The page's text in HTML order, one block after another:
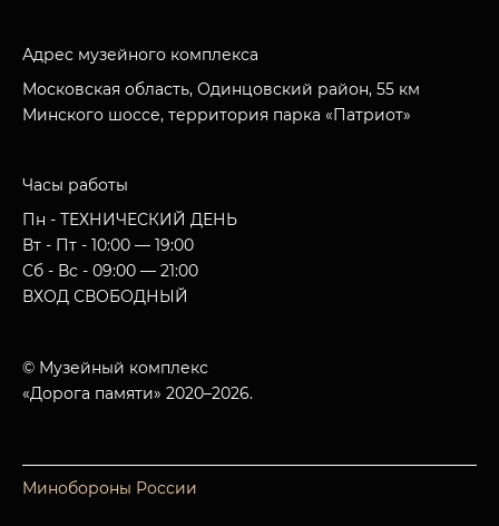
Адрес музейного комплекса
Московская область, Одинцовский район, 55 км
Минского шоссе, территория парка «Патриот»
Часы работы
Пн - ТЕХНИЧЕСКИЙ ДЕНЬ
Вт - Пт - 10:00 — 19:00
Сб - Вс - 09:00 — 21:00
ВХОД СВОБОДНЫЙ
© Музейный комплекс
«Дорога памяти» 2020–2026.
Минобороны России